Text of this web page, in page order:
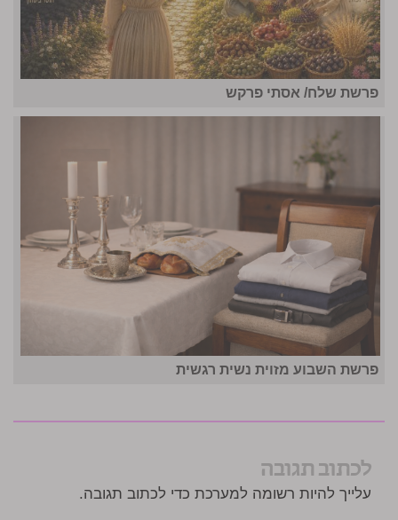
פרשת שלח/ אסתי פרקש
פרשת השבוע מזוית נשית רגשית
לכתוב תגובה
עלייך להיות רשומה למערכת כדי לכתוב תגובה.